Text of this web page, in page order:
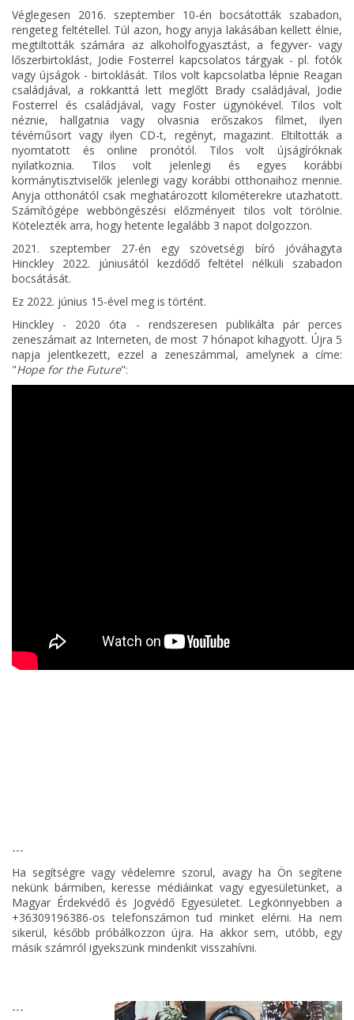
Véglegesen 2016. szeptember 10-én bocsátották szabadon,
rengeteg feltétellel. Túl azon, hogy anyja lakásában kellett élnie,
megtiltották számára az alkoholfogyasztást, a fegyver- vagy
lőszerbirtoklást, Jodie Fosterrel kapcsolatos tárgyak - pl. fotók
vagy újságok - birtoklását. Tilos volt kapcsolatba lépnie Reagan
családjával, a rokkanttá lett meglőtt Brady családjával, Jodie
Fosterrel és családjával, vagy Foster ügynökével. Tilos volt
néznie, hallgatnia vagy olvasnia erőszakos filmet, ilyen
tévéműsort vagy ilyen CD-t, regényt, magazint. Eltiltották a
nyomtatott és online pronótól. Tilos volt újságíróknak
nyilatkoznia. Tilos volt jelenlegi és egyes korábbi
kormánytisztviselők jelenlegi vagy korábbi otthonaihoz mennie.
Anyja otthonától csak meghatározott kilométerekre utazhatott.
Számítógépe webböngészési előzményeit tilos volt törölnie.
Kötelezték arra, hogy hetente legalább 3 napot dolgozzon.
2021. szeptember 27-én egy szövetségi bíró jóváhagyta
Hinckley 2022. júniusától kezdődő feltétel nélküli szabadon
bocsátását.
Ez 2022. június 15-ével meg is történt.
Hinckley - 2020 óta - rendszeresen publikálta pár perces
zeneszámait az Interneten, de most 7 hónapot kihagyott. Újra 5
napja jelentkezett, ezzel a zeneszámmal, amelynek a címe:
"Hope for the Future":
---
Ha segítségre vagy védelemre szorul, avagy ha Ön segítene
nekünk bármiben, keresse médiáinkat vagy egyesületünket, a
Magyar Érdekvédő és Jogvédő Egyesületet. Legkönnyebben a
+36309196386-os telefonszámon tud minket elérni. Ha nem
sikerül, később próbálkozzon újra. Ha akkor sem, utóbb, egy
másik számról igyekszünk mindenkit visszahívni.
---